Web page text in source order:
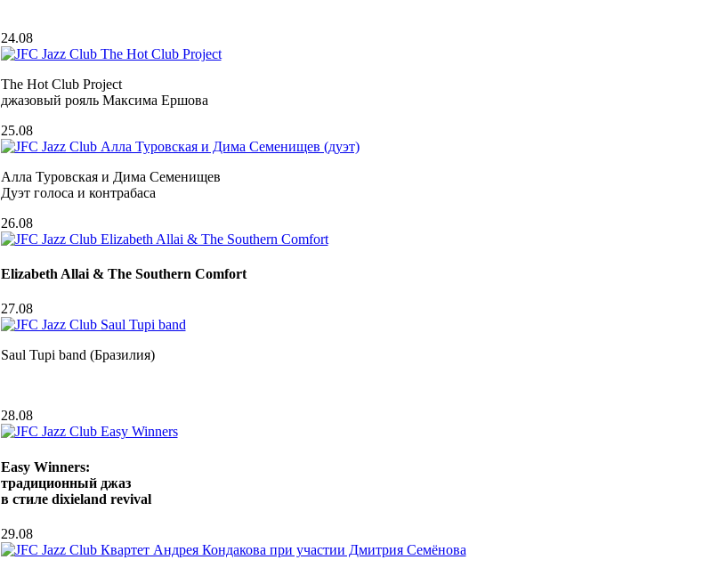
24.08
The Hot Club Project
джазовый рояль Максима Ершова
25.08
Алла Туровская и Дима Семенищев
Дуэт голоса и контрабаса
26.08
Elizabeth Allai & The Southern Comfort
27.08
Saul Tupi band (Бразилия)
28.08
Easy Winners:
традиционный джаз
в стиле dixieland revival
29.08